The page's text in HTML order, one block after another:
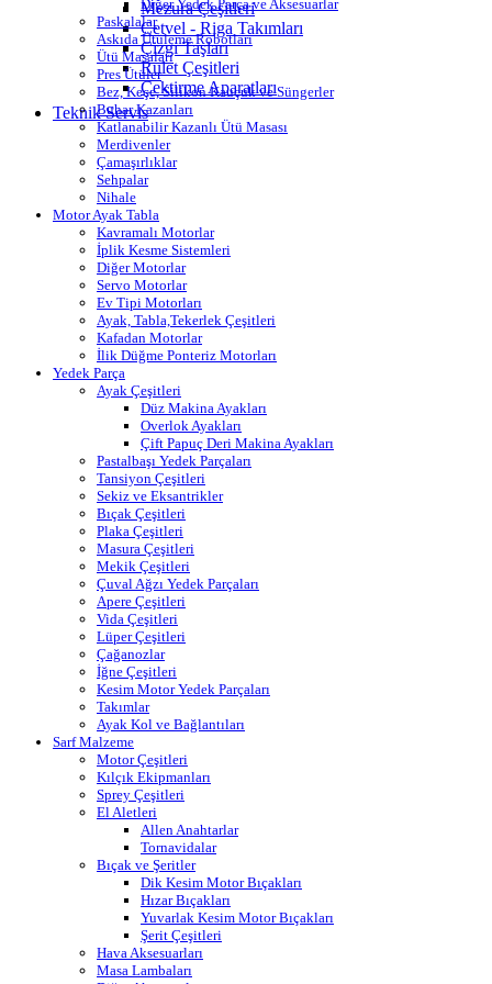
Mezura Çeşitleri
Cetvel - Riga Takımları
Çizgi Taşları
Rulet Çeşitleri
Çektirme Aparatları
Teknik Servis
Diğer Yedek Parça ve Aksesuarlar
Paskalalar
Askıda Ütüleme Robotları
Ütü Masaları
Pres Ütüler
Bez, Keçe, Silikon Kauçuk ve Süngerler
Buhar Kazanları
Katlanabilir Kazanlı Ütü Masası
Merdivenler
Çamaşırlıklar
Sehpalar
Nihale
Motor Ayak Tabla
Kavramalı Motorlar
İplik Kesme Sistemleri
Diğer Motorlar
Servo Motorlar
Ev Tipi Motorları
Ayak, Tabla,Tekerlek Çeşitleri
Kafadan Motorlar
İlik Düğme Ponteriz Motorları
Yedek Parça
Ayak Çeşitleri
Düz Makina Ayakları
Overlok Ayakları
Çift Papuç Deri Makina Ayakları
Pastalbaşı Yedek Parçaları
Tansiyon Çeşitleri
Sekiz ve Eksantrikler
Bıçak Çeşitleri
Plaka Çeşitleri
Masura Çeşitleri
Mekik Çeşitleri
Çuval Ağzı Yedek Parçaları
Apere Çeşitleri
Vida Çeşitleri
Lüper Çeşitleri
Çağanozlar
İğne Çeşitleri
Kesim Motor Yedek Parçaları
Takımlar
Ayak Kol ve Bağlantıları
Sarf Malzeme
Motor Çeşitleri
Kılçık Ekipmanları
Sprey Çeşitleri
El Aletleri
Allen Anahtarlar
Tornavidalar
Bıçak ve Şeritler
Dik Kesim Motor Bıçakları
Hızar Bıçakları
Yuvarlak Kesim Motor Bıçakları
Şerit Çeşitleri
Hava Aksesuarları
Masa Lambaları